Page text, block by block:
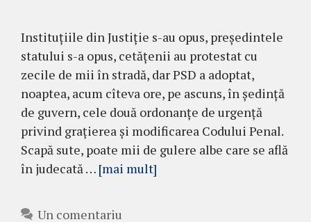
Instituțiile din Justiție s-au opus, președintele
statului s-a opus, cetățenii au protestat cu
zecile de mii în stradă, dar PSD a adoptat,
noaptea, acum cîteva ore, pe ascuns, în ședință
de guvern, cele două ordonanțe de urgență
privind grațierea și modificarea Codului Penal.
Scapă sute, poate mii de gulere albe care se află
în judecată … [mai mult]
Un comentariu